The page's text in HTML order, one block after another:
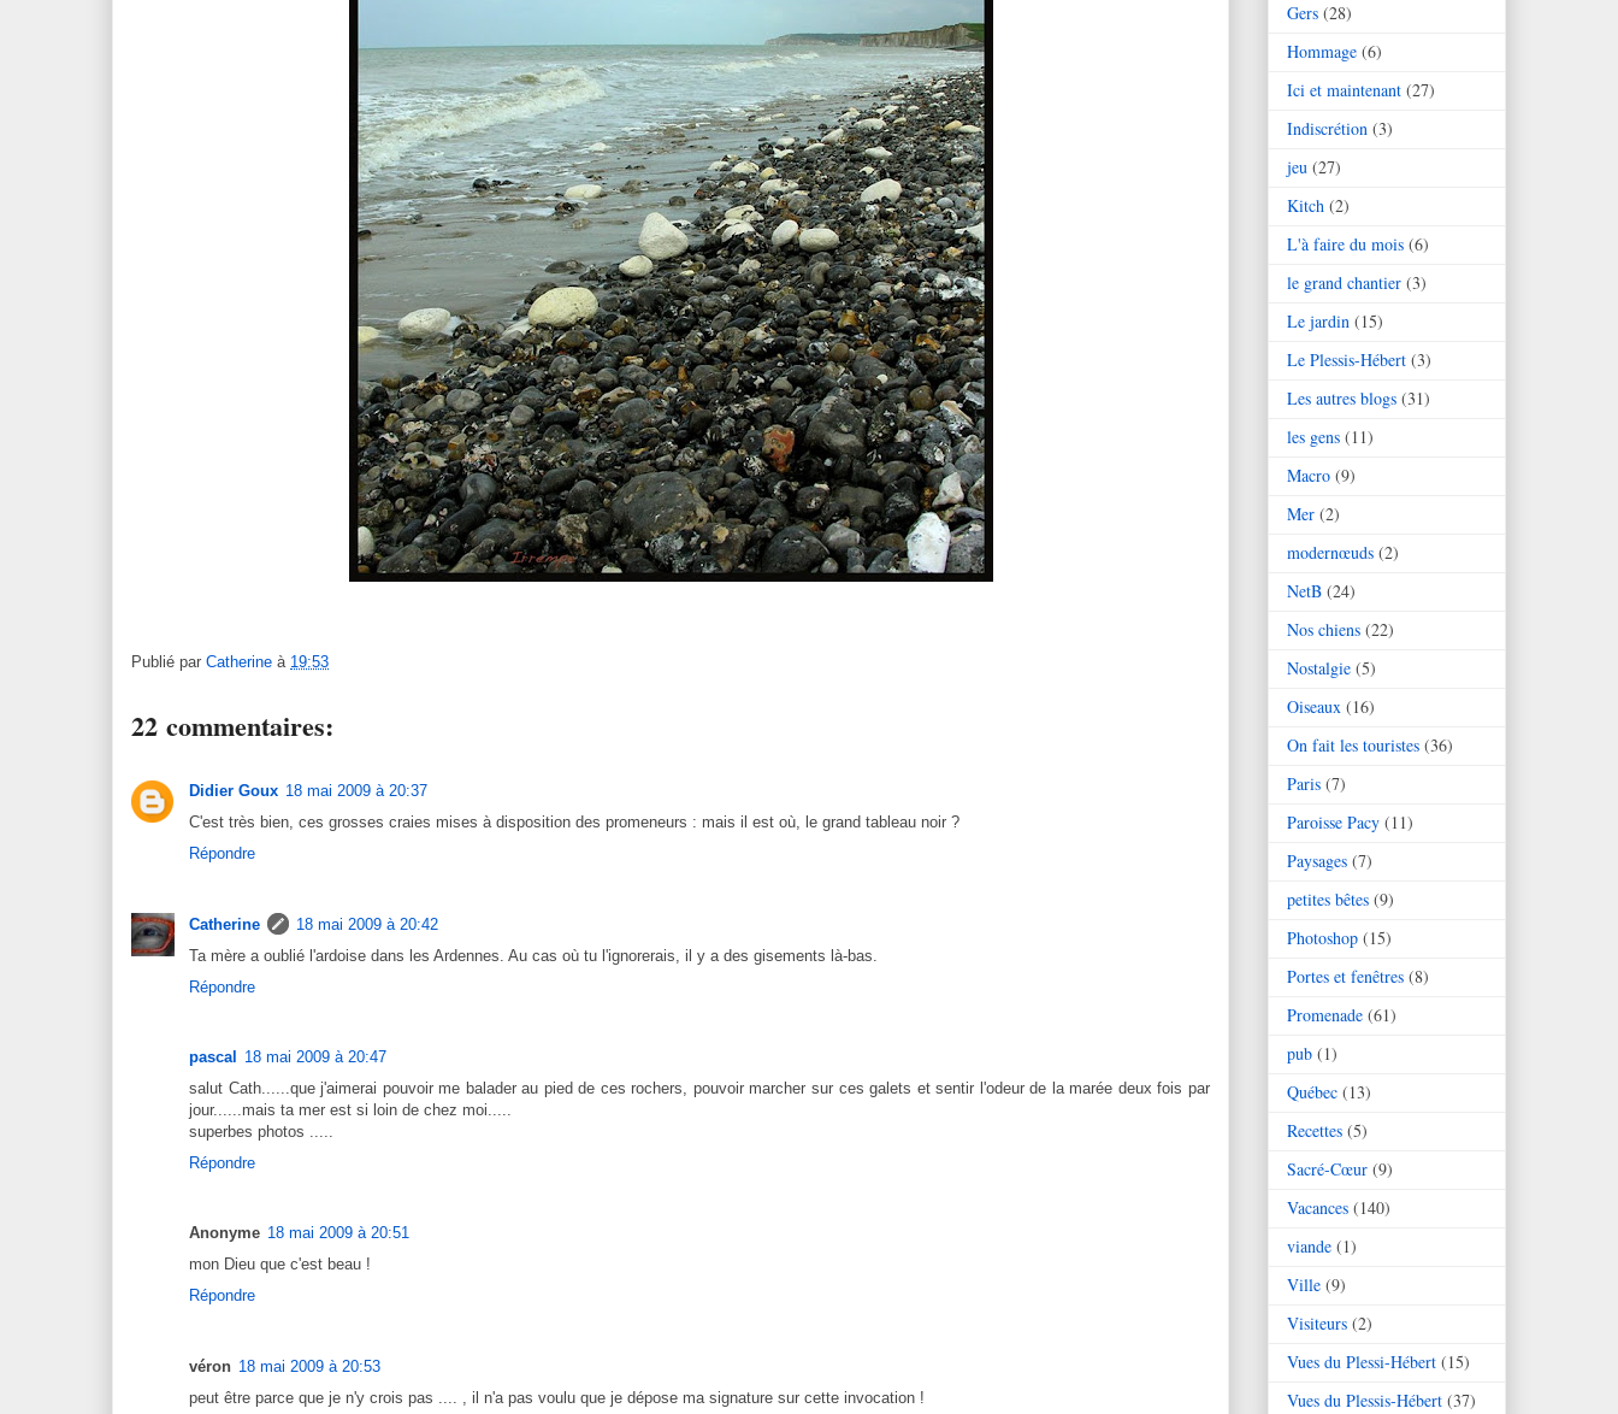
Publié par Catherine à 19:53
22 commentaires:
Didier Goux 18 mai 2009 à 20:37
C'est très bien, ces grosses craies mises à disposition des promeneurs : mais il est où, le grand tableau noir ?
Répondre
Catherine
18 mai 2009 à 20:42
Ta mère a oublié l'ardoise dans les Ardennes. Au cas où tu l'ignorerais, il y a des gisements là-bas.
Répondre
pascal
18 mai 2009 à 20:47
salut Cath......que j'aimerai pouvoir me balader au pied de ces rochers, pouvoir marcher sur ces galets et sentir l'odeur de la marée deux fois par
jour......mais ta mer est si loin de chez moi.....
superbes photos .....
Répondre
Anonyme 18 mai 2009 à 20:51
mon Dieu que c'est beau !
Répondre
véron 18 mai 2009 à 20:53
peut être parce que je n'y crois pas .... , il n'a pas voulu que je dépose ma signature sur cette invocation !
Gers (28)
Hommage (6)
Ici et maintenant (27)
Indiscrétion (3)
jeu (27)
Kitch (2)
L'à faire du mois (6)
le grand chantier (3)
Le jardin (15)
Le Plessis-Hébert (3)
Les autres blogs (31)
les gens (11)
Macro (9)
Mer (2)
modernœuds (2)
NetB (24)
Nos chiens (22)
Nostalgie (5)
Oiseaux (16)
On fait les touristes (36)
Paris (7)
Paroisse Pacy (11)
Paysages (7)
petites bêtes (9)
Photoshop (15)
Portes et fenêtres (8)
Promenade (61)
pub (1)
Québec (13)
Recettes (5)
Sacré-Cœur (9)
Vacances (140)
viande (1)
Ville (9)
Visiteurs (2)
Vues du Plessi-Hébert (15)
Vues du Plessis-Hébert (37)